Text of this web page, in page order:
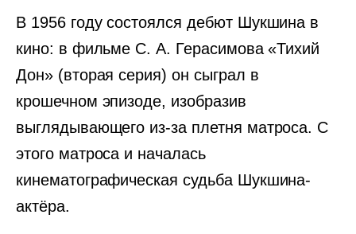
В 1956 году состоялся дебют Шукшина в
кино: в фильме С. А. Герасимова «Тихий
Дон» (вторая серия) он сыграл в
крошечном эпизоде, изобразив
выглядывающего из-за плетня матроса. С
этого матроса и началась
кинематографическая судьба Шукшина-
актёра.